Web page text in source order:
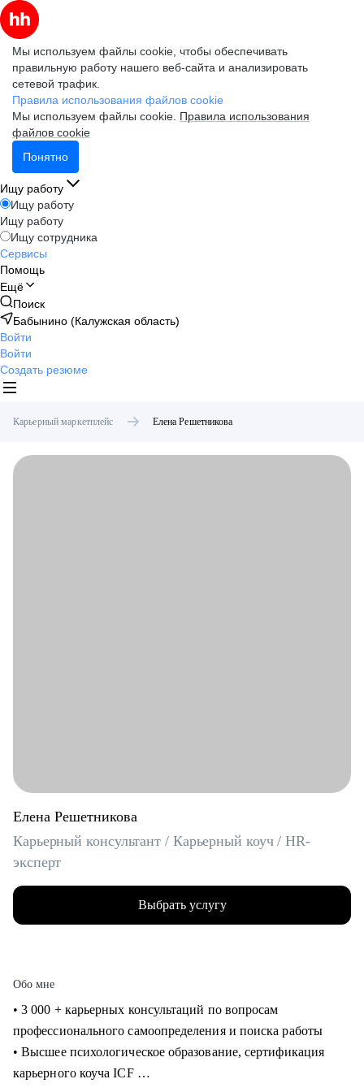
Мы используем файлы cookie, чтобы обеспечивать
правильную работу нашего веб-сайта и анализировать
сетевой трафик.
Правила использования файлов cookie
Мы используем файлы cookie. Правила использования
файлов cookie
Понятно
Ищу работу
Ищу работу
Ищу работу
Ищу сотрудника
Сервисы
Помощь
Ещё
Поиск
Бабынино (Калужская область)
Войти
Войти
Создать резюме
Карьерный маркетплейс Елена Решетникова
Елена Решетникова
Карьерный консультант / Карьерный коуч / HR-
эксперт
Выбрать услугу
Обо мне
• 3 000 + карьерных консультаций по вопросам
профессионального самоопределения и поиска работы
• Высшее психологическое образование, сертификация
карьерного коуча ICF